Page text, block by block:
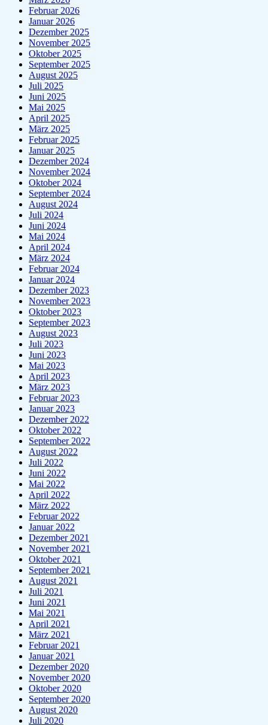
Februar 2026
Januar 2026
Dezember 2025
November 2025
Oktober 2025
September 2025
August 2025
Juli 2025
Juni 2025
Mai 2025
April 2025
März 2025
Februar 2025
Januar 2025
Dezember 2024
November 2024
Oktober 2024
September 2024
August 2024
Juli 2024
Juni 2024
Mai 2024
April 2024
März 2024
Februar 2024
Januar 2024
Dezember 2023
November 2023
Oktober 2023
September 2023
August 2023
Juli 2023
Juni 2023
Mai 2023
April 2023
März 2023
Februar 2023
Januar 2023
Dezember 2022
Oktober 2022
September 2022
August 2022
Juli 2022
Juni 2022
Mai 2022
April 2022
März 2022
Februar 2022
Januar 2022
Dezember 2021
November 2021
Oktober 2021
September 2021
August 2021
Juli 2021
Juni 2021
Mai 2021
April 2021
März 2021
Februar 2021
Januar 2021
Dezember 2020
November 2020
Oktober 2020
September 2020
August 2020
Juli 2020